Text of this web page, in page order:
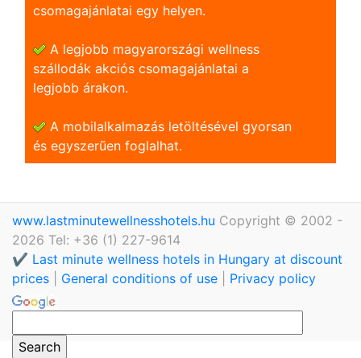
csomagajánlatai egy helyen.
A legjobb magyarországi wellness
szállodák akciós csomagajánlatai a
legjobb árakon.
A mobilalkalmazás letöltésével gyorsan
és egyszerũen foglalhat.
www.lastminutewellnesshotels.hu Copyright © 2002 -
2026 Tel: +36 (1) 227-9614
✔️ Last minute wellness hotels in Hungary at discount
prices
General conditions of use Privacy policy